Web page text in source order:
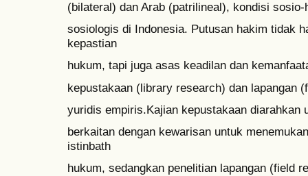
(bilateral) dan Arab (patrilineal), kondisi
sosiologis di Indonesia. Putusan hakim tidak
kepastian
hukum, tapi juga asas keadilan dan
kepustakaan (library research) dan lapangan
yuridis empiris.Kajian kepustakaan diarahkan
berkaitan dengan kewarisan untuk
istinbath
hukum, sedangkan penelitian lapangan (field